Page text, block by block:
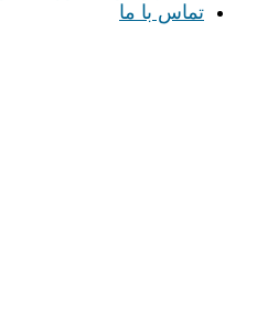
تماس با ما